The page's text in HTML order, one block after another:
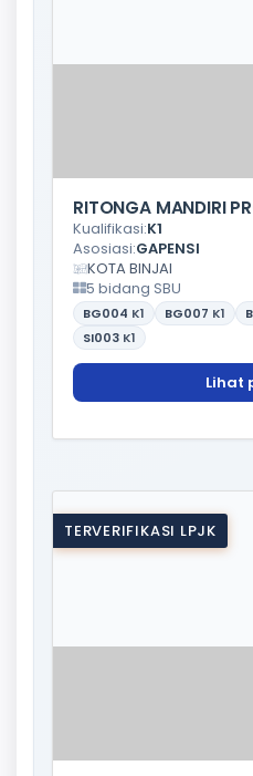
RITONGA MANDIRI
Kualifikasi:K1
Asosiasi:GAPENSI
KOTA BINJAI
5 bidang SBU
BG004 K1 BG007 K1
SI003 K1
Lihat
TERVERIFIKASI LPJK